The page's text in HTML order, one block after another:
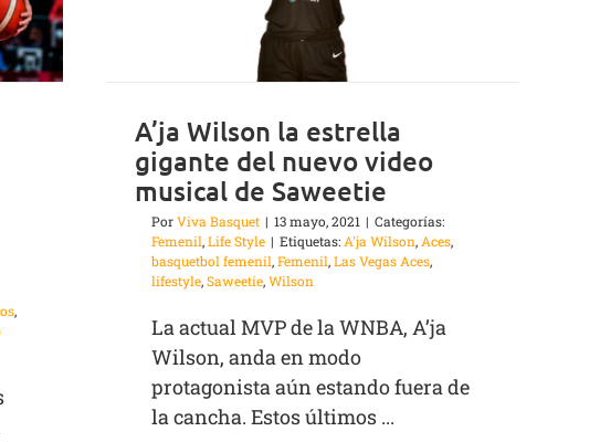
,
A’ja Wilson la estrella
gigante del nuevo video
musical de Saweetie
PorViva Basquet | 13 mayo, 2021 | Categorías:
Femenil,Life Style | Etiquetas:A'ja Wilson,Aces,
basquetbol femenil,Femenil,Las Vegas Aces,
lifestyle,Saweetie,Wilson
La actual MVP de la WNBA, A’ja
Wilson, anda en modo
protagonista aún estando fuera de
la cancha. Estos últimos ...